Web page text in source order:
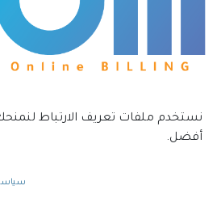
نستخدم ملفات تعريف الارتباط
أفضل.
سياسة